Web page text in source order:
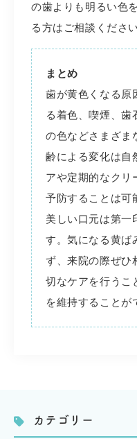
の歯よりも明るい色
る方はご相談ください
まとめ
歯が黄色くなる原
る着色、喫煙、歯
の色などさまざま
齢による変化は自
アや定期的なクリ
予防することは可
美しい口元は第一
す。気になる黄ば
ず、来院の際ぜひ
切なケアを行うこ
を維持することが
カテゴリー